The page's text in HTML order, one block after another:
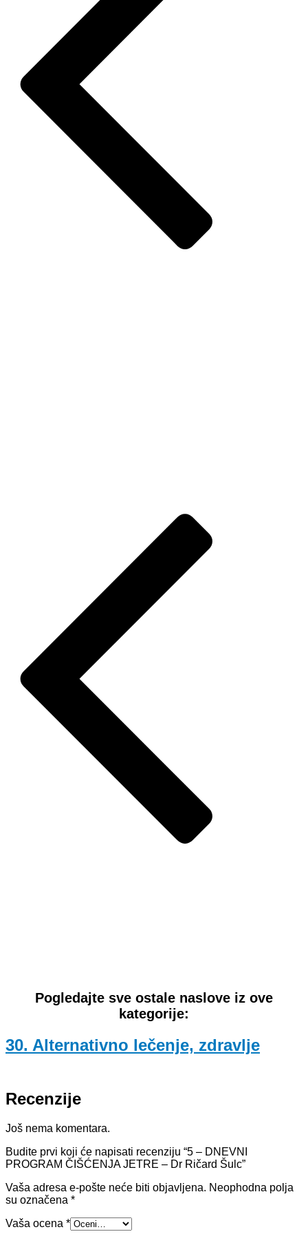
Pogledajte sve ostale naslove iz ove
kategorije:
30. Alternativno lečenje, zdravlje
Recenzije
Još nema komentara.
Budite prvi koji će napisati recenziju “5 – DNEVNI
PROGRAM ČIŠĆENJA JETRE – Dr Ričard Šulc”
Vaša adresa e-pošte neće biti objavljena. Neophodna polja
su označena *
Vaša ocena *